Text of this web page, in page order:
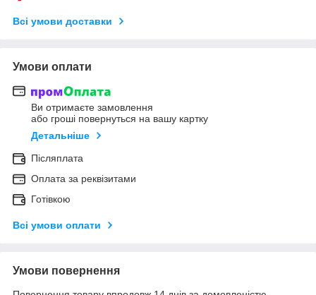
Всі умови доставки
Умови оплати
Ви отримаєте замовлення
або гроші повернуться на вашу картку
Детальніше
Післяплата
Оплата за реквізитами
Готівкою
Всі умови оплати
Умови повернення